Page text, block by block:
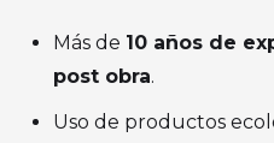
Más de 10 años de
post obra.
Uso de productos